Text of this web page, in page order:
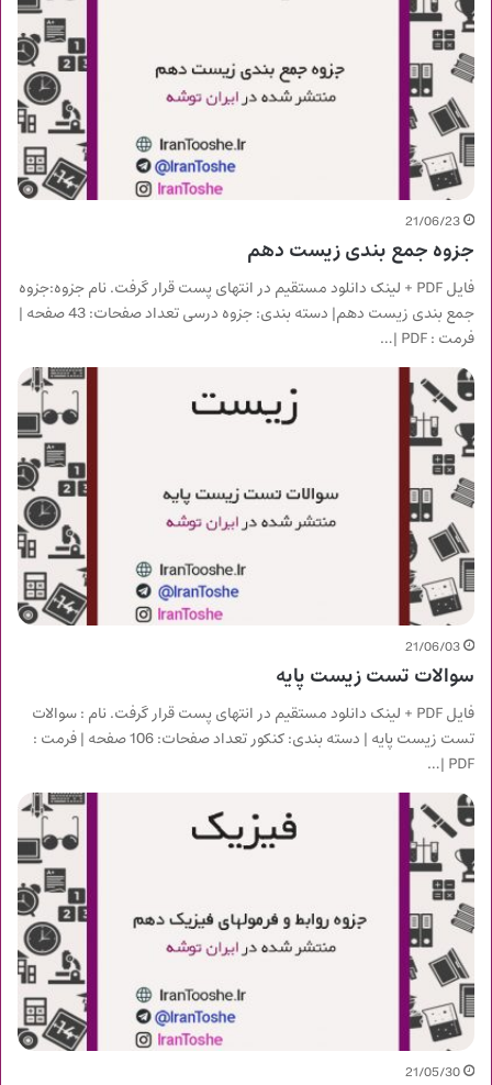
21/06/23
جزوه جمع بندی زیست دهم
فایل PDF + لینک دانلود مستقیم در انتهای پست قرار گرفت. نام جزوه:جزوه
جمع بندی زیست دهم| دسته بندی: جزوه درسی تعداد صفحات: 43 صفحه |
فرمت : PDF |…
21/06/03
سوالات تست زیست پایه
فایل PDF + لینک دانلود مستقیم در انتهای پست قرار گرفت. نام : سوالات
تست زیست پایه | دسته بندی: کنکور تعداد صفحات: 106 صفحه | فرمت :
PDF |…
21/05/30